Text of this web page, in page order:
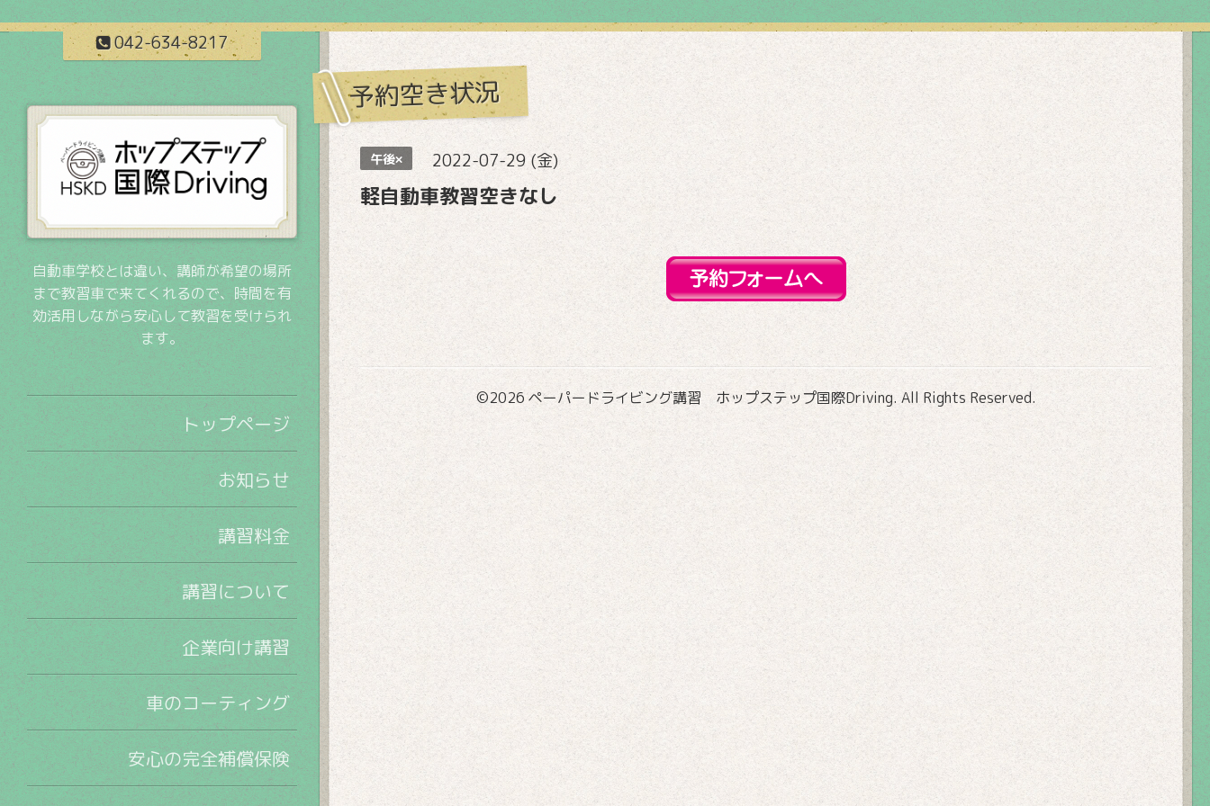
042-634-8217
予約空き状況
午後× 2022-07-29 (金)
軽自動車教習空きなし
©2026 ペーパードライビング講習 ホップステップ国際Driving. All Rights Reserved.
自動車学校とは違い、講師が希望の場所
まで教習車で来てくれるので、時間を有
効活用しながら安心して教習を受けられ
ます。
トップページ
お知らせ
講習料金
講習について
企業向け講習
車のコーティング
安心の完全補償保険